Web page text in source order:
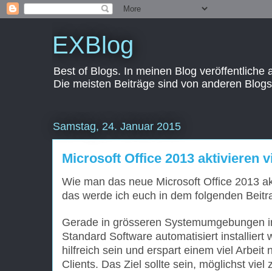
EXBlog
Best of Blogs. In meinen Blog
Die meisten Beiträge sind von anderen
Samstag, 24. Januar 2015
Microsoft Office 2013 aktivieren
Wie man das neue Microsoft Office 2013
das werde ich euch in dem folgenden
Gerade in grösseren Systemumgebungen
Standard Software automatisiert installiert
hilfreich sein und erspart einem viel Arbeit
Clients. Das Ziel sollte sein, möglichst viel